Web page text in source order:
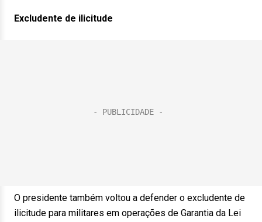
Excludente de ilicitude
O presidente também voltou a defender o excludente de
ilicitude para militares em operações de Garantia da Lei